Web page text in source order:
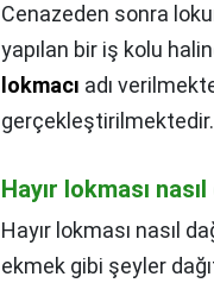
Cenazeden sonra
yapılan bir iş kolu
lokmacı adı
gerçekleştirilmektedir.
Hayır lokması nasıl
Hayır lokması nasıl
ekmek gibi şeyler